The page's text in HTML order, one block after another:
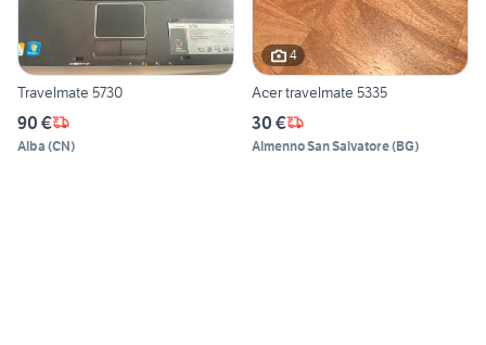
Travelmate 5730
90 €
Alba (CN)
4
Acer travelmate 5335
30 €
Almenno San Salvatore(BG)